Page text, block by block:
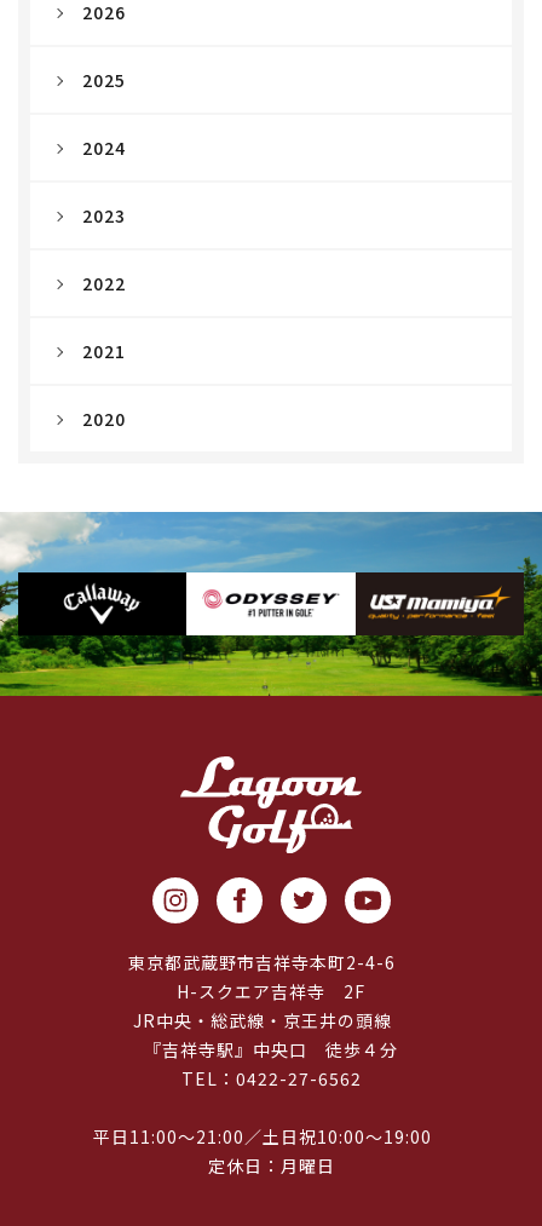
2026
2025
2024
2023
2022
2021
2020
東京都武蔵野市吉祥寺本町2-4-6
H-スクエア吉祥寺 2F
JR中央・総武線・京王井の頭線
『吉祥寺駅』中央口 徒歩４分
TEL：0422-27-6562
平日11:00～21:00／土日祝10:00～19:00
定休日：月曜日